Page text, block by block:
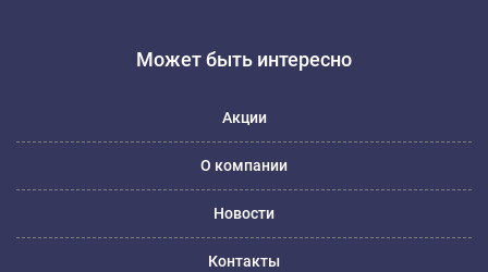
Может быть интересно
Акции
О компании
Новости
Контакты